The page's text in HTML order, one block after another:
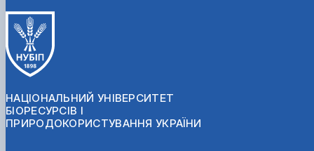
НАЦІОНАЛЬНИЙ УНІВЕРСИТЕТ
БІОРЕСУРСІВ І
ПРИРОДОКОРИСТУВАННЯ УКРАЇНИ